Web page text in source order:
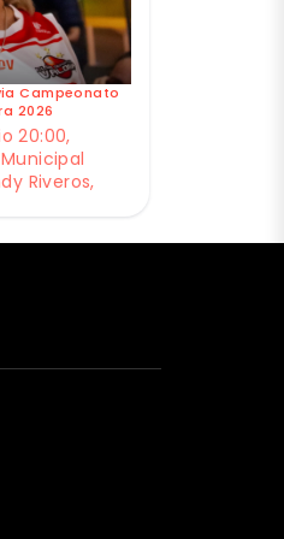
Campeonato
2026
20:00,
Riveros,